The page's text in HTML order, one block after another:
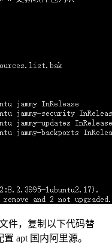
件，复制以下代码替
apt 国内阿里源。